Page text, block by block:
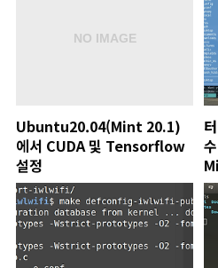
Ubuntu20.04(Mint 20.1)
에서 CUDA 및 Tensorflow
설정